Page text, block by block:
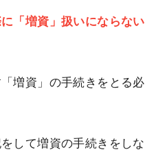
「増資」扱いにならない
増資」の手続きをとる必
して増資の手続きをしな